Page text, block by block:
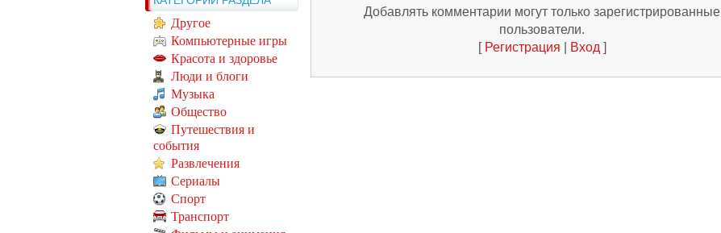
Другое
Компьютерные игры
Красота и здоровье
Люди и блоги
Музыка
Общество
Путешествия и
события
Развлечения
Сериалы
Спорт
Транспорт
Добавлять комментарии могут только зарегистрированные
пользователи.
[ Регистрация Вход ]